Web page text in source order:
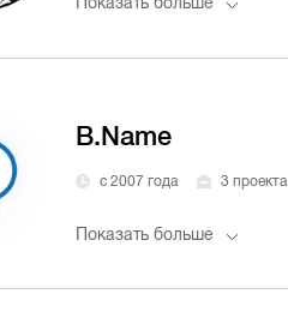
B.Name
с 2007 года 3 проекта
Показать больше